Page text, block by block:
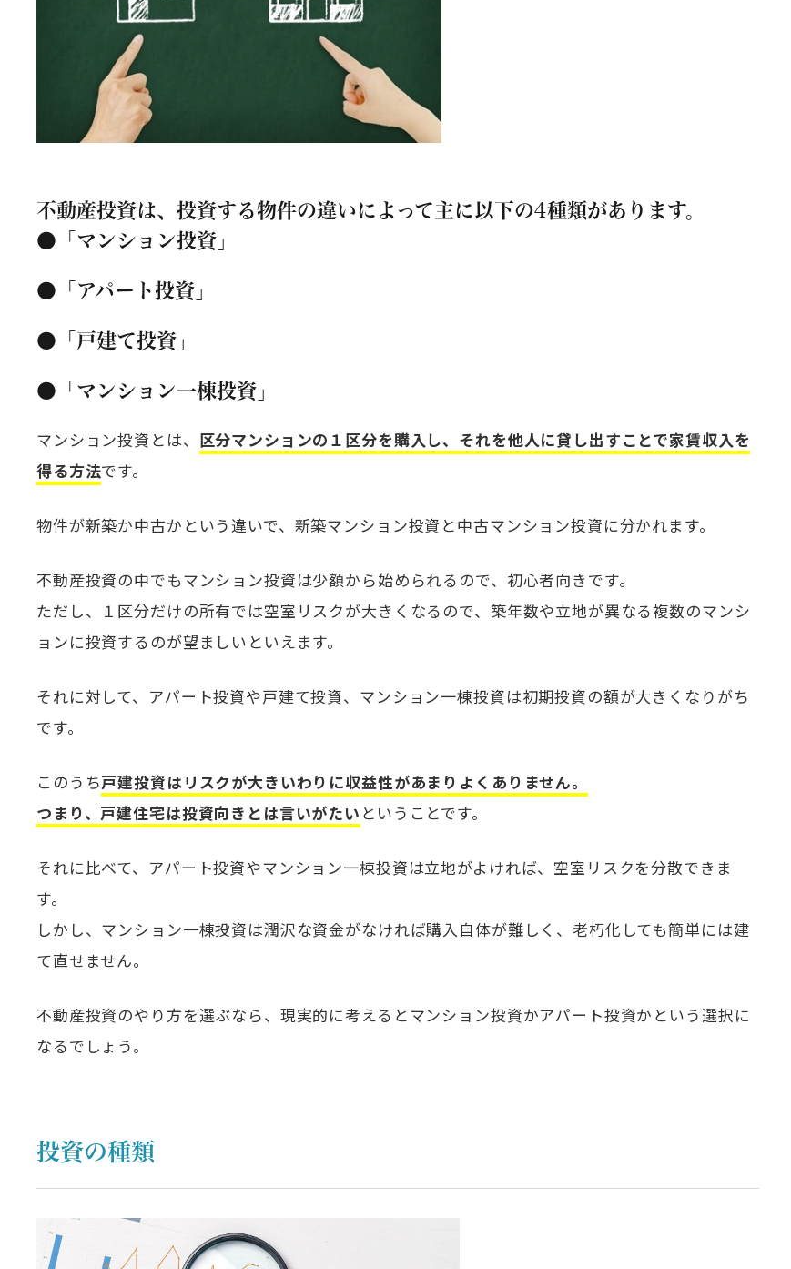
不動産投資は、投資する物件の違いによって主に以下の4種類があります。
●「マンション投資」
●「アパート投資」
●「戸建て投資」
●「マンション一棟投資」
マンション投資とは、 区分マンションの１区分を購入し、それを他人に貸し出すことで家賃収入を
得る方法です。
物件が新築か中古かという違いで、新築マンション投資と中古マンション投資に分かれます。
不動産投資の中でもマンション投資は少額から始められるので、初心者向きです。
ただし、１区分だけの所有では空室リスクが大きくなるので、築年数や立地が異なる複数のマンシ
ョンに投資するのが望ましいといえます。
それに対して、アパート投資や戸建て投資、マンション一棟投資は初期投資の額が大きくなりがち
です。
このうち戸建投資はリスクが大きいわりに収益性があまりよくありません。
つまり、戸建住宅は投資向きとは言いがたい ということです。
それに比べて、アパート投資やマンション一棟投資は立地がよければ、空室リスクを分散できま
す。
しかし、マンション一棟投資は潤沢な資金がなければ購入自体が難しく、老朽化しても簡単には建
て直せません。
不動産投資のやり方を選ぶなら、現実的に考えるとマンション投資かアパート投資かという選択に
なるでしょう。
投資の種類